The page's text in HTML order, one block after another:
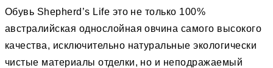
Обувь Shepherd’s Life это не только 100%
австралийская однослойная овчина самого высокого
качества, исключительно натуральные экологически
чистые материалы отделки, но и неподражаемый